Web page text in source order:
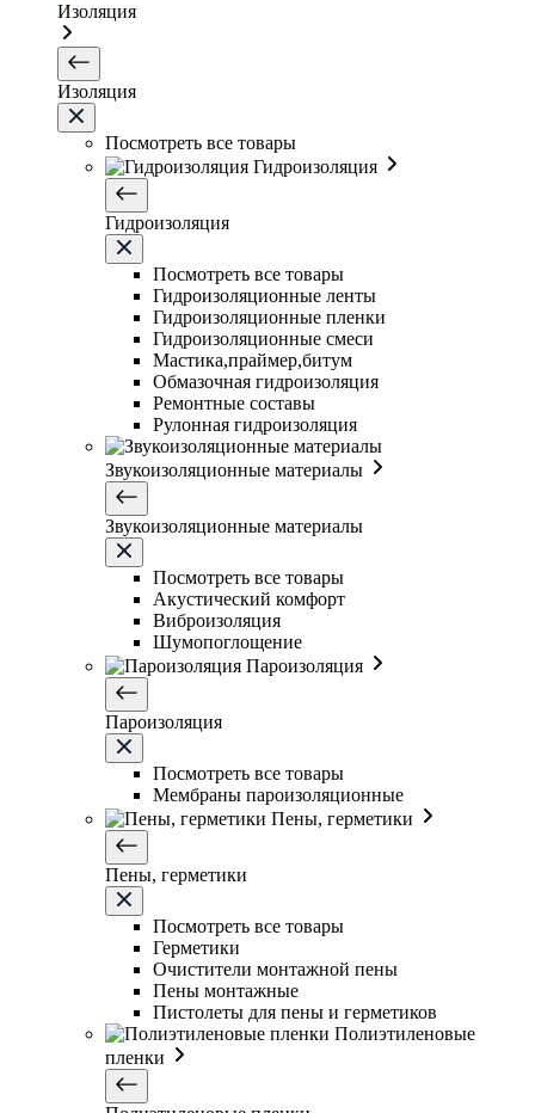
Изоляция
Изоляция
Посмотреть все товары
Гидроизоляция
Гидроизоляция
Посмотреть все товары
Гидроизоляционные ленты
Гидроизоляционные пленки
Гидроизоляционные смеси
Мастика,праймер,битум
Обмазочная гидроизоляция
Ремонтные составы
Рулонная гидроизоляция
Звукоизоляционные материалы
Звукоизоляционные материалы
Посмотреть все товары
Акустический комфорт
Виброизоляция
Шумопоглощение
Пароизоляция
Пароизоляция
Посмотреть все товары
Мембраны пароизоляционные
Пены, герметики
Пены, герметики
Посмотреть все товары
Герметики
Очистители монтажной пены
Пены монтажные
Пистолеты для пены и герметиков
Полиэтиленовые
пленки